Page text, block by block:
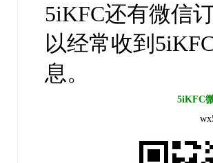
5iKFC还有微信
以经常收到
息。
5iKFC